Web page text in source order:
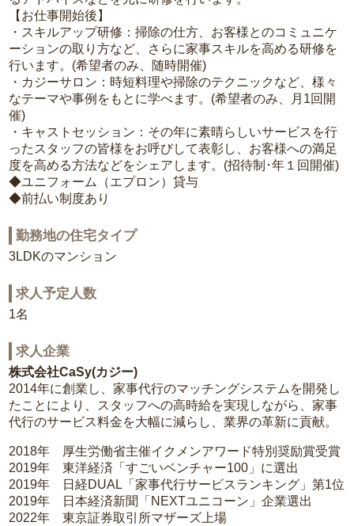
【お仕事開始後】
・スキルアップ研修：掃除の仕方、お客様とのコミュニケ
ーションの取り方など、さらに家事スキルを高める研修を
行います。(希望者のみ、随時開催)
・カジーサロン：時短料理や掃除のテクニックなど、様々
なテーマや事例をもとに学べます。(希望者のみ、月1回開
催)
・キャストセッション：その年に素晴らしいサービスを行
ったスタッフの皆様をお呼びして表彰し、お客様への満足
度を高める方法などをシェアします。(招待制･年１回開催)
◆ユニフォーム（エプロン）貸与
◆前払い制度あり
勤務地の住宅タイプ
3LDKのマンション
求人予定人数
1名
求人企業
株式会社CaSy(カジー)
2014年に創業し、家事代行のマッチングシステムを開発し
たことにより、スタッフへの高時給を実現しながら、家事
代行のサービス料金を大幅に減らし、業界の革新に貢献。
2018年 厚生労働省主催イクメンアワード特別奨励賞受賞
2019年 東洋経済「すごいベンチャー100」に選出
2019年 日経DUAL「家事代行サービスランキング」第1位
2019年 日本経済新聞「NEXTユニコーン」企業選出
2022年 東京証券取引所マザーズ上場